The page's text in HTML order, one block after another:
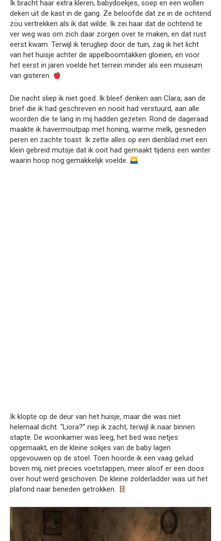
Ik bracht haar extra kleren, babydoekjes, soep en een wollen
deken uit de kast in de gang. Ze beloofde dat ze in de ochtend
zou vertrekken als ik dat wilde. Ik zei haar dat de ochtend te
ver weg was om zich daar zorgen over te maken, en dat rust
eerst kwam. Terwijl ik terugliep door de tuin, zag ik het licht
van het huisje achter de appelboomtakken gloeien, en voor
het eerst in jaren voelde het terrein minder als een museum
van gisteren.
Die nacht sliep ik niet goed. Ik bleef denken aan Clara, aan de
brief die ik had geschreven en nooit had verstuurd, aan alle
woorden die te lang in mij hadden gezeten. Rond de dageraad
maakte ik havermoutpap met honing, warme melk, gesneden
peren en zachte toast. Ik zette alles op een dienblad met een
klein gebreid mutsje dat ik ooit had gemaakt tijdens een winter
waarin hoop nog gemakkelijk voelde.
Ik klopte op de deur van het huisje, maar die was niet
helemaal dicht. “Liora?” riep ik zacht, terwijl ik naar binnen
stapte. De woonkamer was leeg, het bed was netjes
opgemaakt, en de kleine sokjes van de baby lagen
opgevouwen op de stoel. Toen hoorde ik een vaag geluid
boven mij, niet precies voetstappen, meer alsof er een doos
over hout werd geschoven. De kleine zolderladder was uit het
plafond naar beneden getrokken.